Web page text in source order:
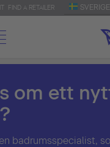
FIND A RETAILER SVERIGE
om ett
badrumsspecialist,